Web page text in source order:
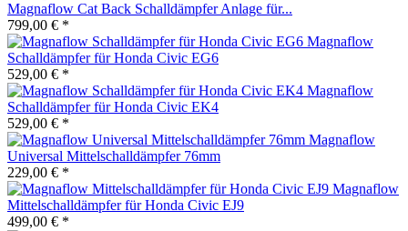
Magnaflow Cat Back Schalldämpfer Anlage für...
799,00 € *
Magnaflow
Schalldämpfer für Honda Civic EG6
529,00 € *
Magnaflow
Schalldämpfer für Honda Civic EK4
529,00 € *
Magnaflow
Universal Mittelschalldämpfer 76mm
229,00 € *
Magnaflow
Mittelschalldämpfer für Honda Civic EJ9
499,00 € *